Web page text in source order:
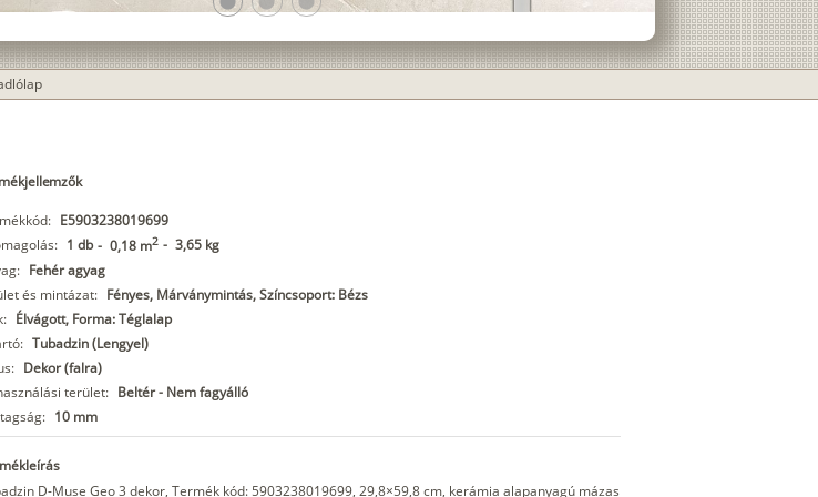
E5903238019699
1 db - 0,18 m2 - 3,65 kg
Fehér agyag
és mintázat: Fényes, Márványmintás, Színcsoport: Bézs
Élvágott, Forma: Téglalap
Tubadzin (Lengyel)
Dekor (falra)
terület: Beltér - Nem fagyálló
10 mm
D-Muse Geo 3 dekor, Termék kód: 5903238019699, 29,8×59,8 cm, kerámia alapanyagú mázas